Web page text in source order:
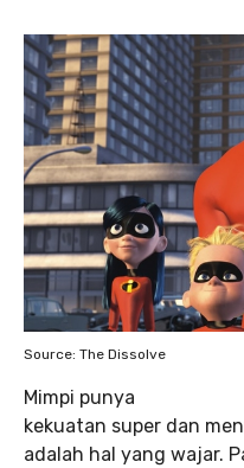
Source: The Dissolve
Mimpi punya
kekuatan super dan
adalah hal yang wajar.